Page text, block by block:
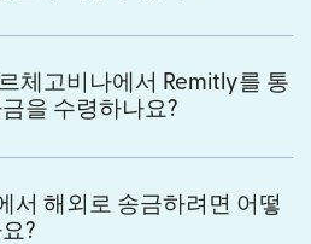
체고비나에서 Remitly를 통
을 수령하나요?
서 해외로 송금하려면 어떻
?